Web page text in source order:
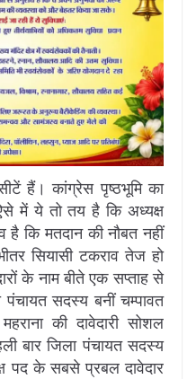
हैं। कांग्रेस पृष्ठभूमि का
में ये तो तय है कि अध्यक्ष
कि मतदान की नौबत नहीं
सियासी टकराव तेज हो
के नाम बीते एक सप्ताह से
सदस्य बनीं चम्पावत
की दावेदारी सोशल
बार जिला पंचायत सदस्य
पद के सबसे प्रबल दावेदार